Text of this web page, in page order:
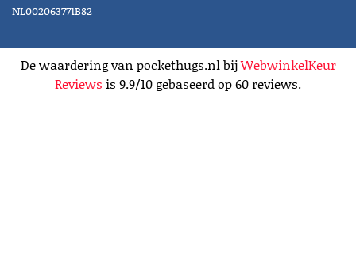
NL002063771B82
De waardering van pockethugs.nl bijWebwinkelKeur
Reviews is 9.9/10 gebaseerd op 60 reviews.